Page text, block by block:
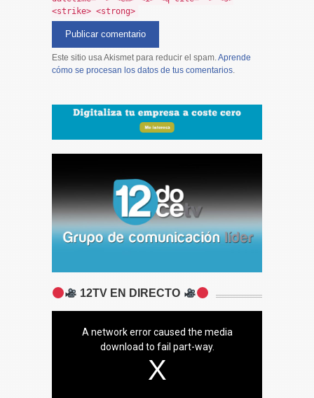
<strike> <strong>
Este sitio usa Akismet para reducir el spam.Aprende
cómo se procesan los datos de tus comentarios.
12TV EN DIRECTO
A network error caused the media
download to fail part-way.